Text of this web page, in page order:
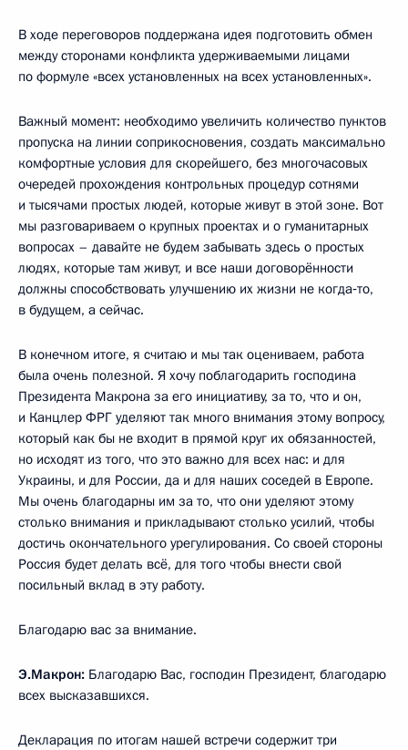
В ходе переговоров поддержана идея подготовить обмен
между сторонами конфликта удерживаемыми лицами
по формуле «всех установленных на всех установленных».
Важный момент: необходимо увеличить количество пунктов
пропуска на линии соприкосновения, создать максимально
комфортные условия для скорейшего, без многочасовых
очередей прохождения контрольных процедур сотнями
и тысячами простых людей, которые живут в этой зоне. Вот
мы разговариваем о крупных проектах и о гуманитарных
вопросах – давайте не будем забывать здесь о простых
людях, которые там живут, и все наши договорённости
должны способствовать улучшению их жизни не когда‑то,
в будущем, а сейчас.
В конечном итоге, я считаю и мы так оцениваем, работа
была очень полезной. Я хочу поблагодарить господина
Президента Макрона за его инициативу, за то, что и он,
и Канцлер ФРГ уделяют так много внимания этому вопросу,
который как бы не входит в прямой круг их обязанностей,
но исходят из того, что это важно для всех нас: и для
Украины, и для России, да и для наших соседей в Европе.
Мы очень благодарны им за то, что они уделяют этому
столько внимания и прикладывают столько усилий, чтобы
достичь окончательного урегулирования. Со своей стороны
Россия будет делать всё, для того чтобы внести свой
посильный вклад в эту работу.
Благодарю вас за внимание.
Э.Макрон: Благодарю Вас, господин Президент, благодарю
всех высказавшихся.
Декларация по итогам нашей встречи содержит три